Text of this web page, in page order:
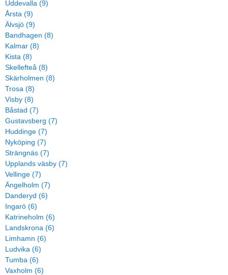
Uddevalla (9)
Årsta (9)
Älvsjö (9)
Bandhagen (8)
Kalmar (8)
Kista (8)
Skellefteå (8)
Skärholmen (8)
Trosa (8)
Visby (8)
Båstad (7)
Gustavsberg (7)
Huddinge (7)
Nyköping (7)
Strängnäs (7)
Upplands väsby (7)
Vellinge (7)
Ängelholm (7)
Danderyd (6)
Ingarö (6)
Katrineholm (6)
Landskrona (6)
Limhamn (6)
Ludvika (6)
Tumba (6)
Vaxholm (6)